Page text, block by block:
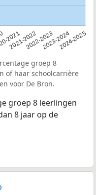
2021
2021-20222022-20232023-20242024-2025
groep 8
of haar schoolcarrière
voor De Bron.
groep 8 leerlingen
8 jaar op de